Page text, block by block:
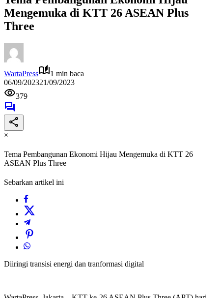
Mengemuka di KTT 26 ASEAN Plus
Three
WartaPress
1 min baca
06/09/202321/09/2023
379
×
Tema Pembangunan Ekonomi Hijau Mengemuka di KTT 26
ASEAN Plus Three
Sebarkan artikel ini
Diiringi transisi energi dan tranformasi digital